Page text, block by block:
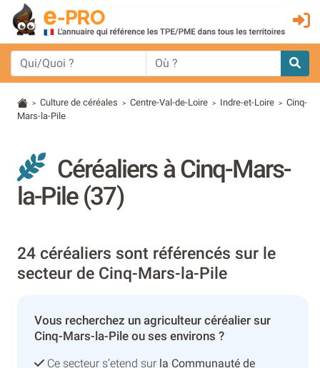
> Culture de céréales > Centre-Val-de-Loire > Indre-et-Loire > Cinq-
Mars-la-Pile
Céréaliers à Cinq-Mars-
la-Pile (37)
24 céréaliers sont référencés sur le
secteur de Cinq-Mars-la-Pile
Vous recherchez un agriculteur céréalier sur
Cinq-Mars-la-Pile ou ses environs ?
Ce secteur s’etend sur la Communauté de